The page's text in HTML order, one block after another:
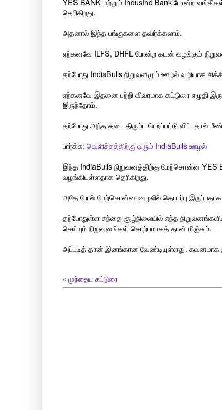
YES BANK மற்றும் IndusInd Bank போன்ற
தெரிகிறது.
அதனால் இந்த பங்குகளை தவிர்க்கலாம்.
ஏற்கனவே ILFS, DHFL போன்ற கடன் வழங்கும்
தற்போது IndiaBulls நிறுவனமும் ஊழல் வழியாக
ஏற்கனவே இதனை பற்றி விவரமாக கட்டுரை எழுதி
இருந்தோம்.
தற்போது அந்த தடை திரும்ப பெறப்பட்டு விட்டதால்
பார்க்க: வெளிச்சத்திற்கு வரும் IndiaBulls ஊழல்
இந்த IndiaBulls நிறுவனத்திற்கு மேற்சொன்ன
வழங்கியுள்ளதாக தெரிகிறது.
அதே போல் மேற்சொன்ன ஊழலில் தொடர்பு இருப்பதாக
தற்போதுள்ள சந்தை சூழ்நிலையில் எந்த நிறுவனங்களில்
செய்யும் நிறுவனங்கள் சொற்பமாகத் தான் மிஞ்சும்.
அப்படித் தான் இனங்கான வேண்டியுள்ளது. கவனமாக
« முந்தைய கட்டுரை